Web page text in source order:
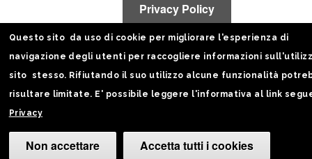
Privacy Policy
Questo sito da uso di cookie per migliorare l'esperienza di
navigazione degli utenti per raccogliere informazioni
sito stesso. Rifiutando il suo utilizzo alcune funzionalità
risultare limitate. E' possibile leggere l'informativa al link
Privacy
Non accettare Accetta tutti i cookies